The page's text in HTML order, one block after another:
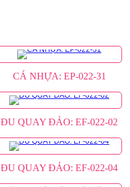
CÁ NHỰA: EP-022-31
ĐU QUAY ĐẢO: EF-022-02
ĐU QUAY ĐẢO: EF-022-04